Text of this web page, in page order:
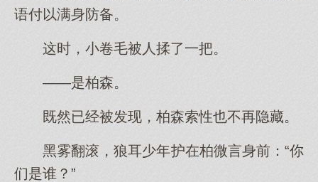
语付以满身防备。
这时，小卷毛被人揉了一把。
——是柏森。
既然已经被发现，柏森索性也不再隐藏。
黑雾翻滚，狼耳少年护在柏微言身前：“你
们是谁？”